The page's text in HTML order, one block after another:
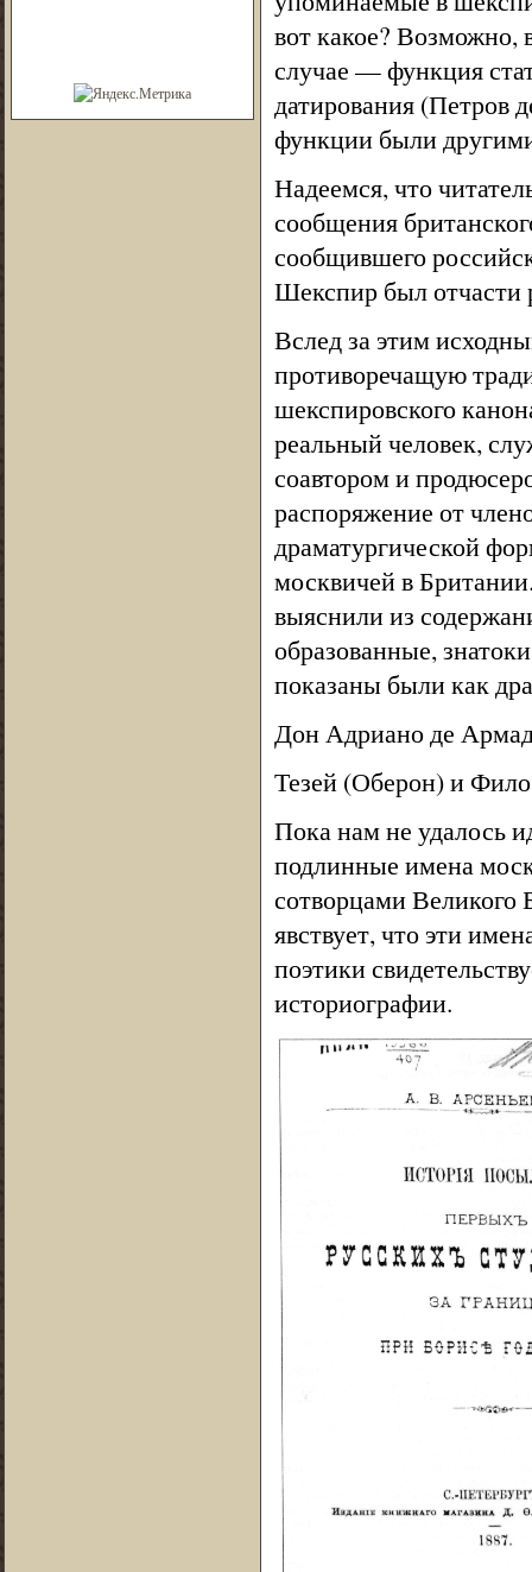
вот какое?
случае — функция
датирования (Петров
функции были
Надеемся, что
сообщения
сообщившего
Шекспир был отчасти
Вслед за этим
противоречащую
шекспировского
реальный человек,
соавтором и
распоряжение от
драматургической
москвичей в
выяснили из
образованные,
показаны были как
Дон Адриано де
Тезей (Оберон) и
Пока нам не удалось
подлинные имена
сотворцами Великого
явствует, что эти
поэтики
историографии.